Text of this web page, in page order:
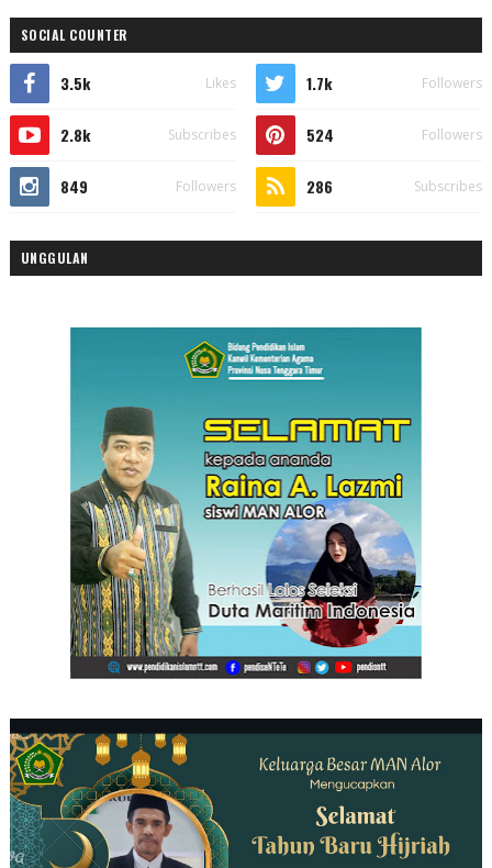
SOCIAL COUNTER
3.5k Likes 1.7k Followers
2.8k Subscribes 524 Followers
849 Followers 286 Subscribes
UNGGULAN